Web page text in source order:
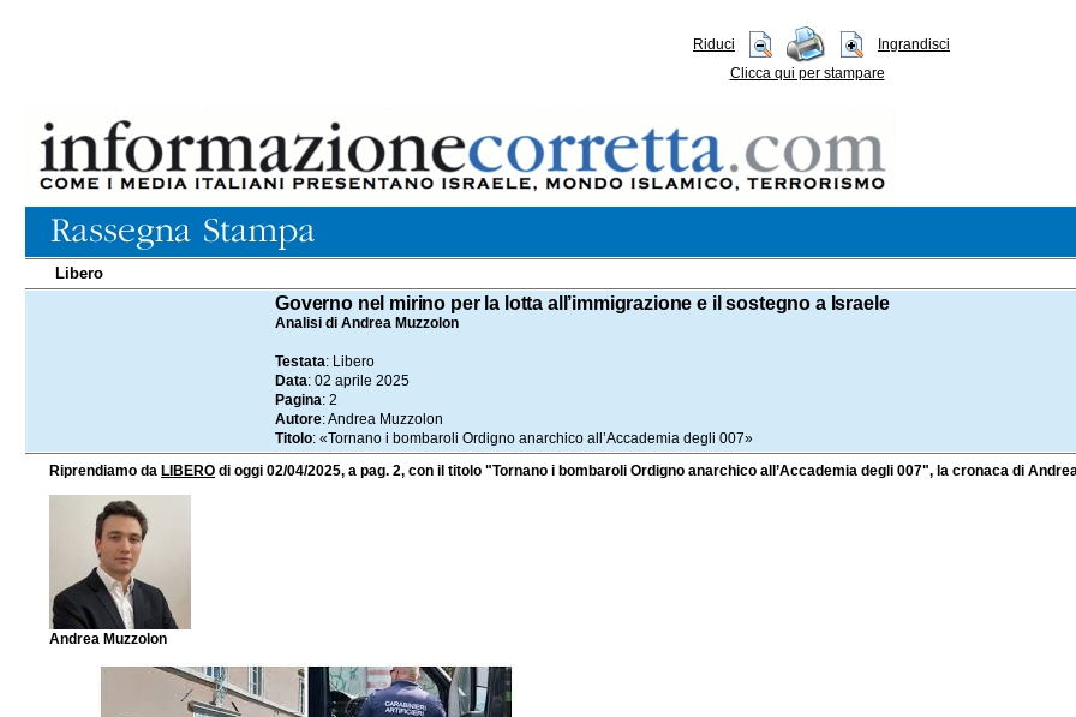
Riduci
Ingrandisci
Clicca qui per stampare
Libero
Governo nel mirino per la lotta all’immigrazione e il sostegno a Israele
Analisi di Andrea Muzzolon
Testata: Libero
Data: 02 aprile 2025
Pagina: 2
Autore: Andrea Muzzolon
Titolo: «Tornano i bombaroli Ordigno anarchico all’Accademia degli 007»
Riprendiamo da LIBERO di oggi 02/04/2025, a pag. 2, con il titolo "Tornano i bombaroli Ordigno anarchico all’Accademia degli 007", la cronaca di
Andrea Muzzolon